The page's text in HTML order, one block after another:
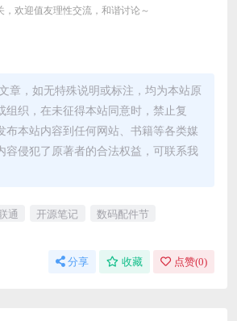
欢迎值友理性交流，和谐讨论～
章，如无特殊说明或标注，均为本站原
组织，在未征得本站同意时，禁止复
布本站内容到任何网站、书籍等各类媒
容侵犯了原著者的合法权益，可联系我
通 开源笔记
数码配件节
分享 收藏 点赞(0)